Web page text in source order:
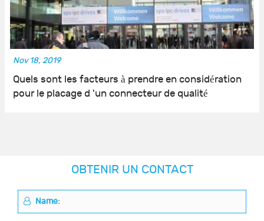
Nov 18, 2019
Quels sont les facteurs à prendre en considération
pour le placage d 'un connecteur de qualité
OBTENIR UN CONTACT
Name: